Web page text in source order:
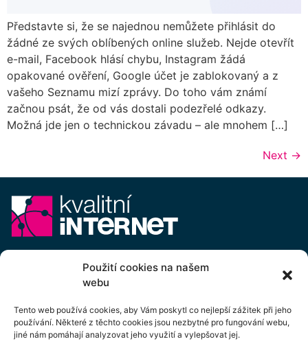
Použití cookies na našem
webu
Tento web používá cookies, aby Vám poskytl co nejlepší zážitek při jeho
používání. Některé z těchto cookies jsou nezbytné pro fungování webu,
jiné nám pomáhají analyzovat jeho využití a vylepšovat jej.
Představte si, že se najednou nemůžete přihlásit do
žádné ze svých oblíbených online služeb. Nejde otevřít
e-mail, Facebook hlásí chybu, Instagram žádá
opakované ověření, Google účet je zablokovaný a z
vašeho Seznamu mizí zprávy. Do toho vám známí
začnou psát, že od vás dostali podezřelé odkazy.
Možná jde jen o technickou závadu – ale mnohem […]
Next →
info@kvalitni-internet.cz
pobočného spolku Kvalitní internet ICTP, z.s.
Cenový výměr pobočného spolku Kvalitní internet ICTP, z.s.
Přihlášení k odběru newsletteru